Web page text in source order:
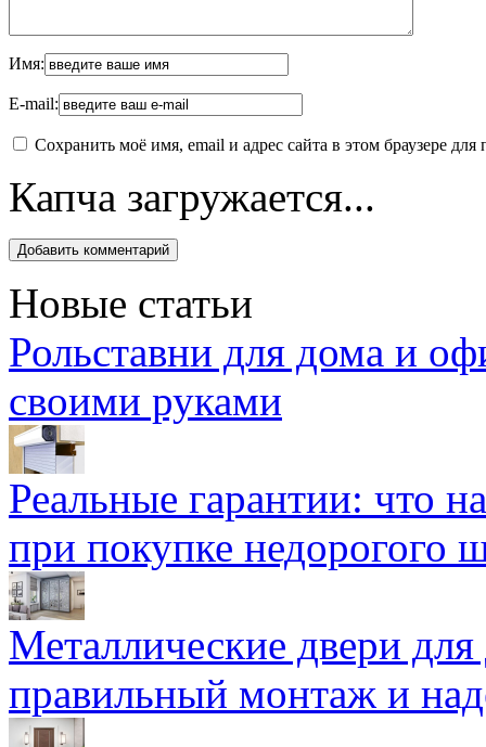
Имя:
E-mail:
Сохранить моё имя, email и адрес сайта в этом браузере
Капча загружается...
Новые статьи
Рольставни для дома и
своими руками
Реальные гарантии: что
при покупке недорогого
Металлические двери
правильный монтаж и